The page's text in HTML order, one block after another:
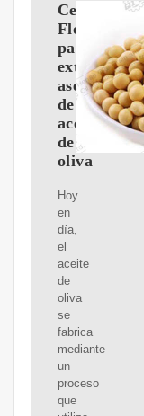
Centrífugas
Flottweg
para
extracción
asequible
de
aceite
de
oliva
Hoy
en
día,
el
aceite
de
oliva
se
fabrica
mediante
un
proceso
que